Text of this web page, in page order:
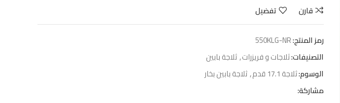
قارن تفضيل
رمز المنتج:KLG-NR‏550
التصنيفات:ثلاجات و فريزرات,ثلاجة بابين
الوسوم:ثلاجة 17.1 قدم ,ثلاجة بابين بخار
مشاركة: